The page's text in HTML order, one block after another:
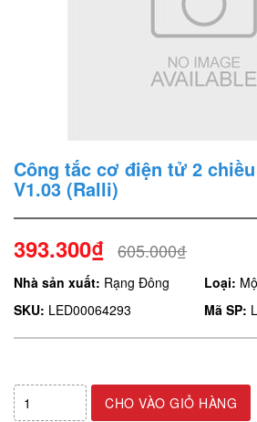
Công tắc cơ điện tử 2 chiều
V1.03 (Ralli)
393.300₫ 605.000₫
Nhà sản xuất: Rạng Đông Loại:
SKU: LED00064293 Mã SP:
CHO VÀO GIỎ HÀNG